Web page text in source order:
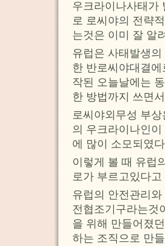
우크라이나사태가
로 로씨야의 전략
는것은 이미 잘 알
유럽은 사태발생
한 반로씨야대결
작된 오늘날에는
한 방법까지 쓰면
로씨야외무성 부
의 우크라이나인
에 많이 소모되였
이렇게 볼 때 유럽
로가 부르고있다고
유럽의 안전관리
전협조기구라는것
을 위해 만들어졌
하는 조직으로 만